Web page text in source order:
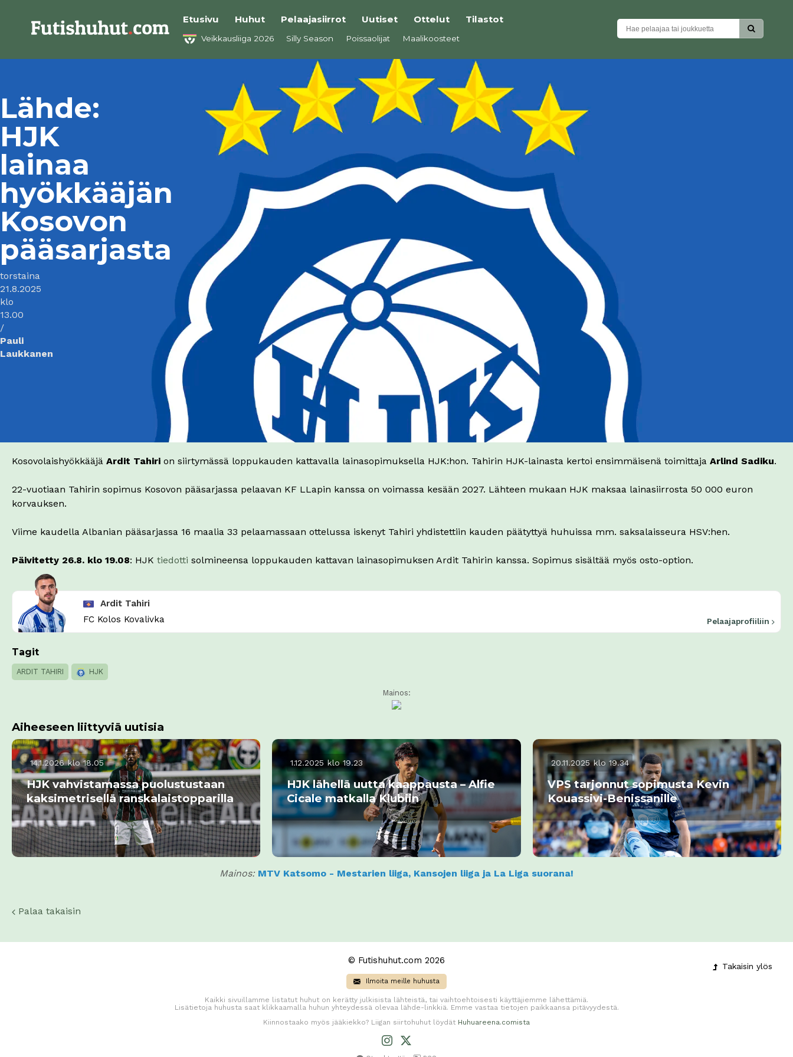
Etusivu Huhut Pelaajasiirrot Uutiset Ottelut Tilastot
Veikkausliiga 2026 Silly Season Poissaolijat Maalikoosteet
Lähde:
HJK
lainaa
hyökkääjän
Kosovon
pääsarjasta
torstaina
21.8.2025
klo
13.00
/
Pauli
Laukkanen
Kosovolaishyökkääjä Ardit Tahiri on siirtymässä loppukauden kattavalla lainasopimuksella HJK:hon. Tahirin HJK-lainasta kertoi ensimmäisenä toimittaja Arlind Sadiku.
22-vuotiaan Tahirin sopimus Kosovon pääsarjassa pelaavan KF LLapin kanssa on voimassa kesään 2027. Lähteen mukaan HJK maksaa lainasiirrosta 50 000 euron
korvauksen.
Viime kaudella Albanian pääsarjassa 16 maalia 33 pelaamassaan ottelussa iskenyt Tahiri yhdistettiin kauden päätyttyä huhuissa mm. saksalaisseura HSV:hen.
Päivitetty 26.8. klo 19.08: HJK tiedotti solmineensa loppukauden kattavan lainasopimuksen Ardit Tahirin kanssa. Sopimus sisältää myös osto-option.
Ardit Tahiri
Pelaajaprofiiliin
FC Kolos Kovalivka
Tagit
ARDIT TAHIRI HJK
Mainos:
Aiheeseen liittyviä uutisia
14.1.2026 klo 18.05
HJK vahvistamassa puolustustaan
kaksimetrisellä ranskalaistopparilla
1.12.2025 klo 19.23
HJK lähellä uutta kaappausta – Alfie
Cicale matkalla Klubiin
20.11.2025 klo 19.34
VPS tarjonnut sopimusta Kevin
Kouassivi-Benissanille
Mainos: MTV Katsomo - Mestarien liiga, Kansojen liiga ja La Liga suorana!
Palaa takaisin
Takaisin ylös
© Futishuhut.com 2026
Ilmoita meille huhusta
Kaikki sivuillamme listatut huhut on kerätty julkisista lähteistä, tai vaihtoehtoisesti käyttäjiemme lähettämiä.
Lisätietoja huhusta saat klikkaamalla huhun yhteydessä olevaa lähde-linkkiä. Emme vastaa tietojen paikkaansa pitävyydestä.
Kiinnostaako myös jääkiekko? Liigan siirtohuhut löydät Huhuareena.comista